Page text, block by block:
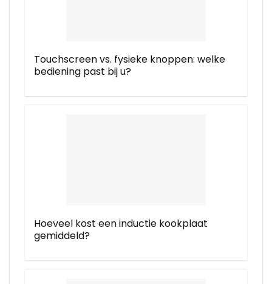
Touchscreen vs. fysieke knoppen: welke
bediening past bij u?
Hoeveel kost een inductie kookplaat
gemiddeld?